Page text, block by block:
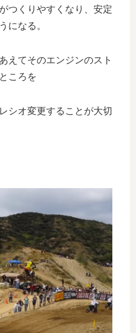
つくりやすくなり、安定
になる。
えてそのエンジンのスト
ころを
シオ変更することが大切